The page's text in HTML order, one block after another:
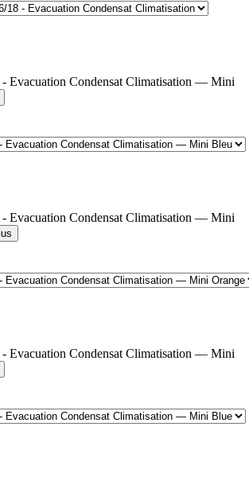
- Evacuation Condensat Climatisation — Mini
- Evacuation Condensat Climatisation — Mini
- Evacuation Condensat Climatisation — Mini